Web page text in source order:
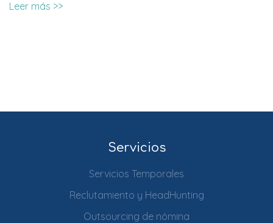
Leer más >>
Servicios
Servicios Temporales
Reclutamiento y HeadHunting
Outsourcing de nómina